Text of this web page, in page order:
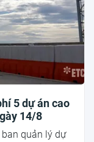
5 dự án cao
14/8
quản lý dự